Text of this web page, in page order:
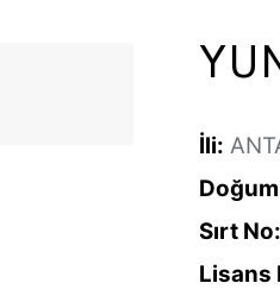
İli:
Doğum
Sırt No:
Lisans